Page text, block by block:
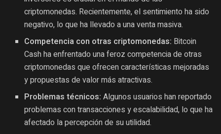
criptomonedas. Recientemente, el sentimiento ha sido
negativo, lo que ha llevado a una venta masiva.
Competencia con otras criptomonedas: Bitcoin
Cash ha enfrentado una feroz competencia de otras
criptomonedas que ofrecen características mejoradas
y propuestas de valor más atractivas.
Problemas técnicos: Algunos usuarios han reportado
problemas con transacciones y escalabilidad, lo que ha
afectado la percepción de su utilidad.